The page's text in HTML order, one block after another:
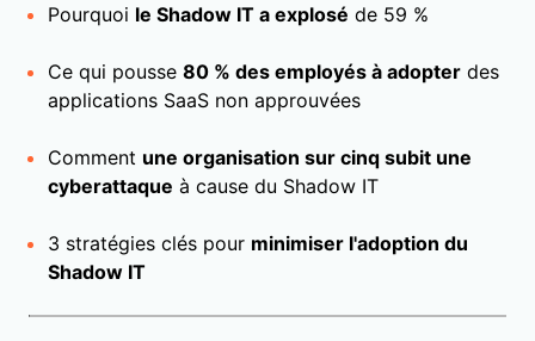
Pourquoi le Shadow IT a explosé de 59 %
Ce qui pousse 80 % des employés à adopter des
applications SaaS non approuvées
Comment une organisation sur cinq subit une
cyberattaque à cause du Shadow IT
3 stratégies clés pour minimiser l'adoption du
Shadow IT